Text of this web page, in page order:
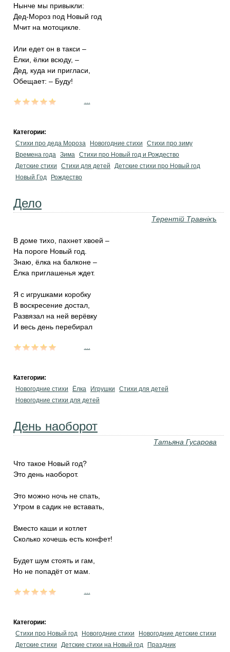
Нынче мы привыкли:
Дед-Мороз под Новый год
Мчит на мотоцикле.
Или едет он в такси –
Ёлки, ёлки всюду, –
Дед, куда ни пригласи,
Обещает: – Буду!
Категории:
Стихи про деда Мороза
Новогодние стихи
Стихи про зиму
Времена года Зима Стихи про Новый год и Рождество
Детские стихи
Стихи для детей
Детские стихи про Новый год
Новый Год
Рождество
Дело
Терентiй Травнiкъ
В доме тихо, пахнет хвоей –
На пороге Новый год.
Знаю, ёлка на балконе –
Ёлка приглашенья ждет.
Я с игрушками коробку
В воскресение достал,
Развязал на ней верёвку
И весь день перебирал
Категории:
Новогодние стихи
Ёлка Игрушки
Стихи для детей
Новогодние стихи для детей
День наоборот
Татьяна Гусарова
Что такое Новый год?
Это день наоборот.
Это можно ночь не спать,
Утром в садик не вставать,
Вместо каши и котлет
Сколько хочешь есть конфет!
Будет шум стоять и гам,
Но не попадёт от мам.
Категории:
Стихи про Новый год
Новогодние стихи
Новогодние детские стихи
Детские стихи
Детские стихи на Новый год
Праздник